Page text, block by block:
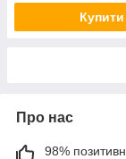
Купити
Про нас
98%